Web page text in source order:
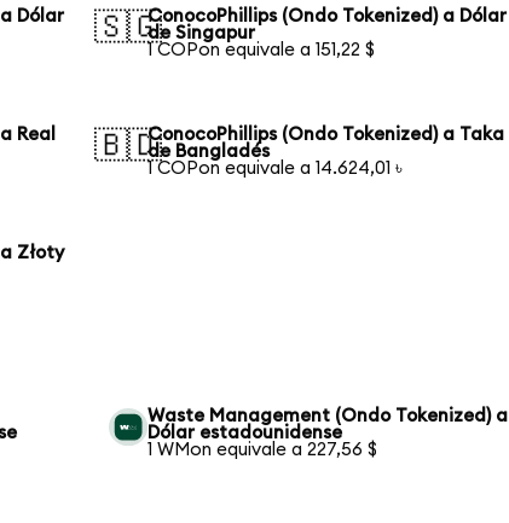
Dólar
🇸🇬ConocoPhillips (Ondo Tokenized) a Dólar
de Singapur
1 COPon equivale a 151,22 $
Real
🇧🇩ConocoPhillips (Ondo Tokenized) a Taka
de Bangladés
1 COPon equivale a 14.624,01 ৳
Złoty
Waste Management (Ondo Tokenized) a
Dólar estadounidense
1 WMon equivale a 227,56 $